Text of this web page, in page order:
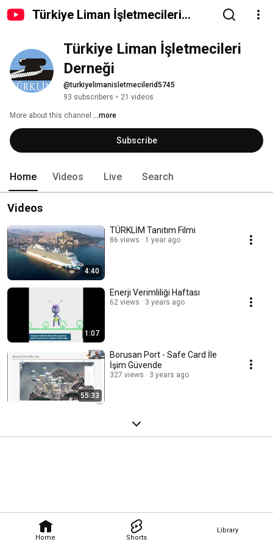
Türkiye Liman İşletmecileri
Home Shorts
Library
Türkiye Liman İşletmecileri
Derneği
@turkiyelimanisletmecilerid5745
93 subscribers • 21 videos
More about this channel ...more
Subscribe
Home Videos Live Search
Videos
4:40
TÜRKLİM Tanıtım Filmi
86 views 1 year ago
1:07
Enerji Verimliliği Haftası
62 views 3 years ago
55:33
Borusan Port - Safe Card İle
İşim Güvende
327 views 3 years ago